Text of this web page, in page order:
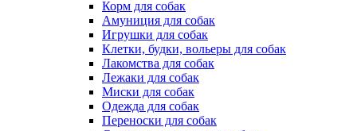
Корм для собак
Амуниция для собак
Игрушки для собак
Клетки, будки, вольеры для собак
Лакомства для собак
Лежаки для собак
Миски для собак
Одежда для собак
Переноски для собак